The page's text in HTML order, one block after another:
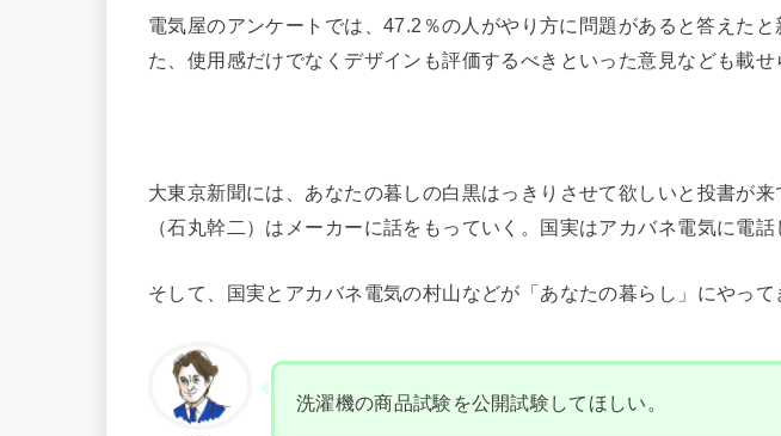
電気屋のアンケートでは、47.2％の人がやり方に問題があると答えたと
た、使用感だけでなくデザインも評価するべきといった意見なども載せ
大東京新聞には、あなたの暮しの白黒はっきりさせて欲しいと投書が
（石丸幹二）はメーカーに話をもっていく。国実はアカバネ電気に電話
そして、国実とアカバネ電気の村山などが「あなたの暮らし」にやって
洗濯機の商品試験を公開試験してほしい。